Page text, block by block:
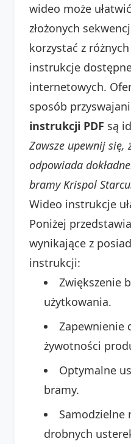
wideo może
złożonych
korzystać z
instrukcje
internetowych.
sposób
instrukcji PDF są
Zawsze upewnij
odpowiada
bramy Krispol
Wideo instrukcje
Poniżej
wynikające z
instrukcji:
Zwiększenie
użytkowania.
Zapewnienie
żywotności
Optymalne
bramy.
Samodzielne
drobnych